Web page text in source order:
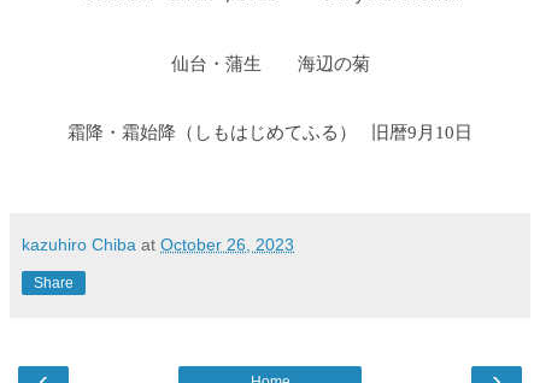
仙台・蒲生 海辺の菊
霜降・霜始降 （しもはじめてふる ） 旧暦9月10日
kazuhiro Chiba at October 26, 2023
Share